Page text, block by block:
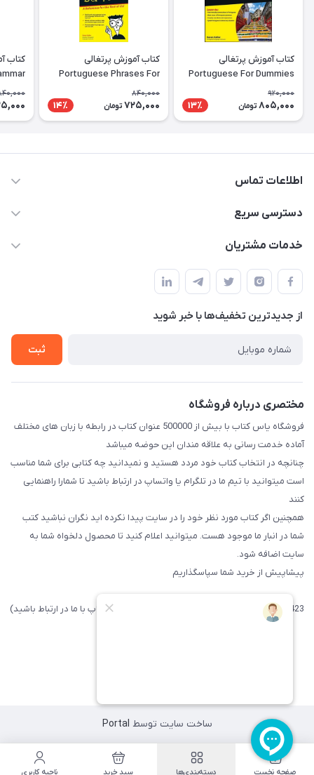
کتاب آموزش پرتغالی
Portuguese For Dummies
920,000
805,000 تومان 13٪
کتاب آموزش پرتغالی
Portuguese Phrases For
Dummies
840,000
725,000 تومان 14٪
اطلاعات تماس
09371742423
طبقه بالای دنیای لبنیات (مراجعه حضوری فقط در صورت هماهنگی
قبلی با شماره ۰۹۳۷۱۷۴۲۴۲۳ امکان پذیر است)
دسترسی سریع
حساب کاربری
لیست محصولات
درباره ما
خدمات مشتریان
قوانین و مقررات
حریم خصوصی
راهنما
از جدید‌ترین تخفیف‌ها با‌ خبر شوید
ثبت
مختصری درباره فروشگاه
فروشگاه یاس کتاب با بیش از 500000 عنوان کتاب در رابطه با زبان های مختلف
آماده خدمت رسانی به علاقه مندان این حوضه میباشد
چنانچه در انتخاب کتاب خود مردد هستید و نمیدانید چه کتابی برای شما مناسب
است میتوانید با تیم ما در تلگرام یا واتساپ در ارتباط باشید تا شما‌را راهنمایی
کنند
همچنین اگر کتاب مورد نظر خود را در سایت پیدا نکرده اید نگران نباشید کتب
شما در انبار ما موجود هست. میتوانید اعلام کنید تا محصول دلخواه شما به
سایت اضافه شود.
پیشاپیش از خرید شما سپاسگذاریم
09371742423 (لطفا فقط پیامک داده و یا از طریق واتساپ با ما در ارتباط باشید)
ساخت سایت توسط Portal
صفحه نخست دسته‌بندی‌ها سبد خرید ناحیه کاربری